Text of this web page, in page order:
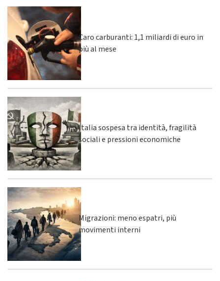
Caro carburanti: 1,1 miliardi di euro in
più al mese
Italia sospesa tra identità, fragilità
sociali e pressioni economiche
Migrazioni: meno espatri, più
movimenti interni